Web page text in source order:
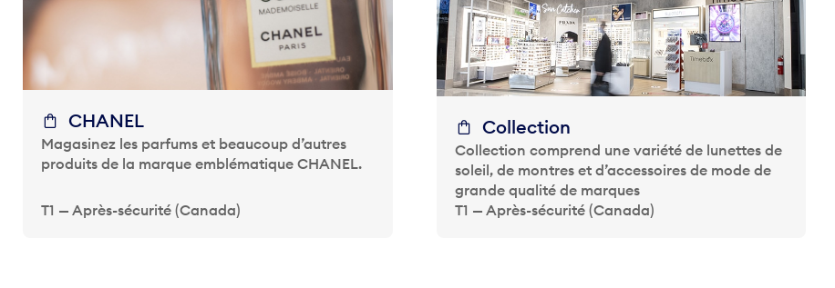
CHANEL
Magasinez les parfums et beaucoup d’autres
produits de la marque emblématique CHANEL.
T1 — Après-sécurité (Canada)
Collection
Collection comprend une variété de lunettes de
soleil, de montres et d’accessoires de mode de
grande qualité de marques
T1 — Après-sécurité (Canada)